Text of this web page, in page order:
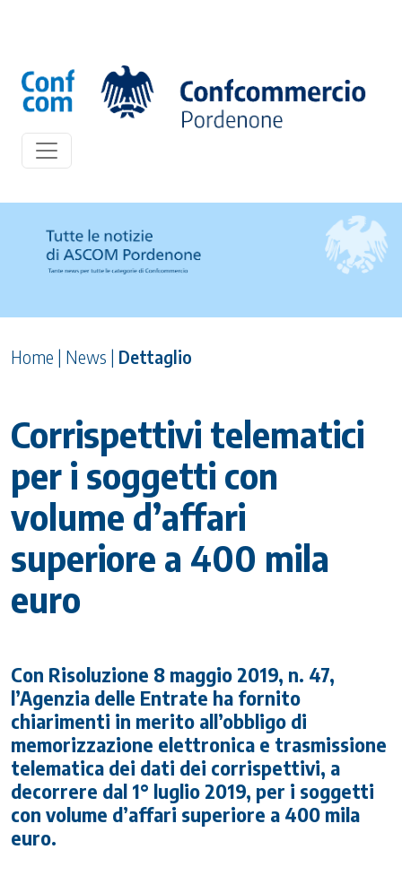
Home | News | Dettaglio
Corrispettivi telematici
per i soggetti con
volume d’affari
superiore a 400 mila
euro
Con Risoluzione 8 maggio 2019, n. 47,
l’Agenzia delle Entrate ha fornito
chiarimenti in merito all’obbligo di
memorizzazione elettronica e trasmissione
telematica dei dati dei corrispettivi, a
decorrere dal 1° luglio 2019, per i soggetti
con volume d’affari superiore a 400 mila
euro.